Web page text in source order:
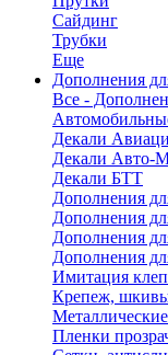
Сайдинг
Трубки
Еще
Дополнения
Все -
Декали
Декали Авто-
Декали БТТ
Дополнения
Дополнения
Дополнения
Дополнения
Имитация
Крепеж,
Пленки